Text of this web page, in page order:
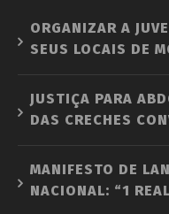
ORGANIZAR A
SEUS LOCAIS DE
JUSTIÇA PARA
DAS CRECHES
MANIFESTO DE
NACIONAL: “1